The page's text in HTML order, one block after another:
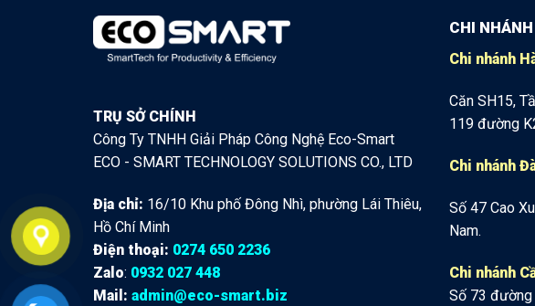
TRỤ SỞ CHÍNH
Công Ty TNHH Giải Pháp Công Nghệ Eco-Smart
ECO - SMART TECHNOLOGY SOLUTIONS CO., LTD
Địa chỉ: 16/10 Khu phố Đông Nhì, phường Lái Thiêu,
Hồ Chí Minh
Điện thoại: 0274 650 2236
Zalo: 0932 027 448
Mail: admin@eco-smart.biz
CHI NHÁNH
Chi nhánh
Căn SH15,
119 đường
Chi nhánh
Số 47 Cao
Nam.
Chi nhánh
Số 73 đường